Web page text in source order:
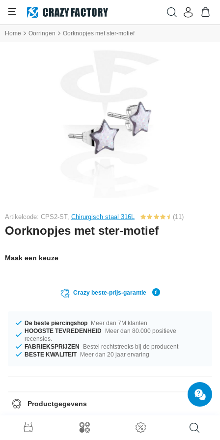
Home Oorringen Oorknopjes met ster-motief
Artikelcode: CPS2-ST, Chirurgisch staal 316L (11)
Oorknopjes met ster-motief
Maak een keuze
Crazy beste-prijs-garantie
De beste piercingshop Meer dan 7M klanten
HOOGSTE TEVREDENHEID Meer dan 80.000 positieve
recensies.
FABRIEKSPRIJZEN
Bestel rechtstreeks bij de producent
BESTE KWALITEIT Meer dan 20 jaar ervaring
Productgegevens